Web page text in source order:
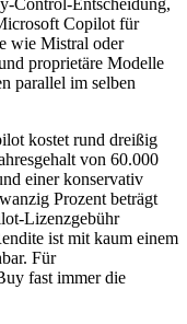
Control-Entscheidung,
Copilot für
wie Mistral oder
proprietäre Modelle
parallel im selben
kostet rund dreißig
von 60.000
einer konservativ
Prozent beträgt
Lizenzgebühr
ist mit kaum einem
Für
fast immer die